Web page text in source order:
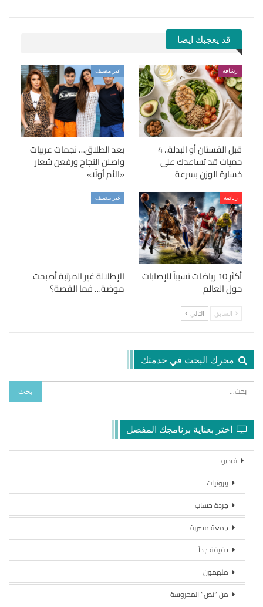
قد يعجبك ايضا
رشاقة
قبل الفستان أو البدلة.. 4
حميات قد تساعدك على
خسارة الوزن بسرعة
غير مصنف
بعد الطلاق… نجمات عربيات
واصلن النجاح ورفعن شعار
«الأم أولًا»
رياضة
أكثر 10 رياضات تسبباً للإصابات
حول العالم
غير مصنف
الإطلالة غير المرتبة أصبحت
موضة… فما القصة؟
السابق التالي
محرك البحث في خدمتك
اختر بعناية برنامجك المفضل
فيديو
بيروتيات
جردة حساب
جمعة مصرية
دقيقة جداً
ملهمون
من “نص” المحروسة